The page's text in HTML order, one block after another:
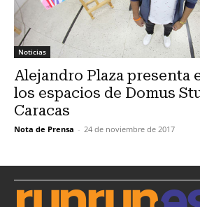
Noticias
Alejandro Plaza presenta
los espacios de Domus
Caracas
Nota de Prensa - 24 de noviembre de 2017